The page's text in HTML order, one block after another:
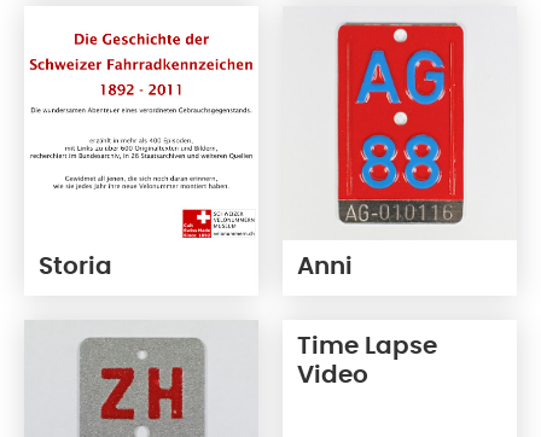
Storia Anni
Time Lapse
Video